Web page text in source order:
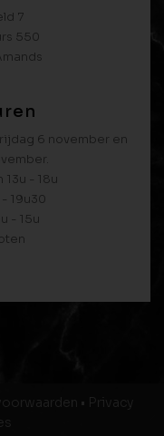
7
550
6 november en
13u - 18u
- 19u30
- 15u
• Privacy